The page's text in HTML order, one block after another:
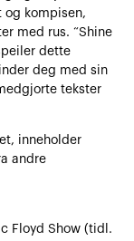
og kompisen,
med rus. “Shine
dette
deg med sin
tekster
inneholder
andre
Floyd Show (tidl.